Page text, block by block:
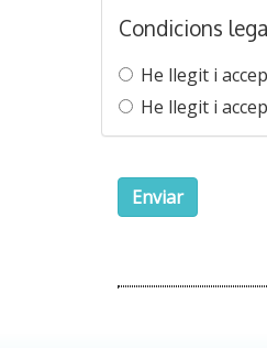
Condicions
He llegit i
He llegit i
Enviar